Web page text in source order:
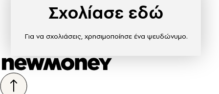
Σχολίασε εδώ
Για να σχολιάσεις, χρησιμοποίησε ένα ψευδώνυμο.